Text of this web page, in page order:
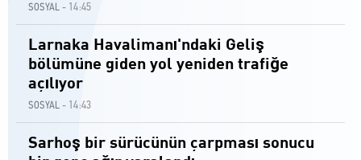
SOSYAL - 14:45
Larnaka Havalimanı'ndaki Geliş
bölümüne giden yol yeniden trafiğe
açılıyor
SOSYAL - 14:43
Sarhoş bir sürücünün çarpması sonucu